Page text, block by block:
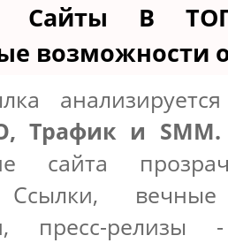
Сайты В
возможности
Трафик и SMM.
сайта
Ссылки,
пресс-релизы